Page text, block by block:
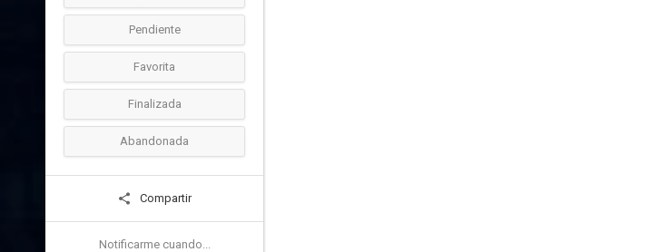
Pendiente
Favorita
Finalizada
Abandonada
Compartir
Notificarme cuando...